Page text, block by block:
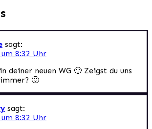
sagt:
8:32 Uhr
deiner neuen WG 🙂 Zeigst du uns
🙂
sagt:
8:32 Uhr